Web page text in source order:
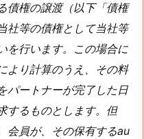
債権の譲渡（以下「債権
社等の債権として当社等
を行います。この場合に
より計算のうえ、その料
パートナーが完了した日
するものとします。但
会員が、その保有するau